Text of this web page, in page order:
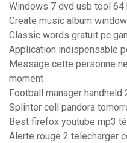
Windows 7 dvd usb tool 64
Create music album
Classic words gratuit pc
Application indispensable
Message cette personne
moment
Football manager
Splinter cell pandora
Best firefox youtube mp3
Alerte rouge 2 telecharger